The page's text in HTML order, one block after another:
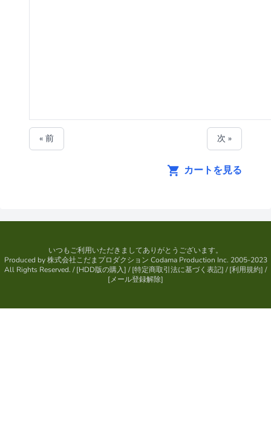
« 前 次 »
カートを見る
いつもご利用いただきましてありがとうございます。
Produced by株式会社こだまプロダクション Codama Production Inc. 2005-2023
All Rights Reserved. / [HDD版の購入] / [特定商取引法に基づく表記] / [利用規約] /
[メール登録解除]